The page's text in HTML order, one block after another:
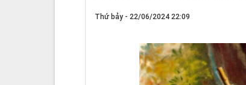
Thứ bảy - 22/06/2024 22:09